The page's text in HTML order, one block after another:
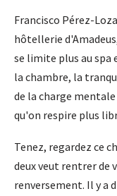
Francisco Pérez-
hôtellerie
se limite plus au spa
la chambre, la
de la charge
qu'on respire plus
Tenez, regardez ce
deux veut rentrer de
renversement. Il y a